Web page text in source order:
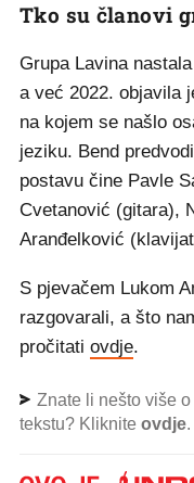
Tko su članovi
Grupa Lavina
a već 2022. objavila
na kojem se našlo
jeziku. Bend
postavu čine Pavle
Cvetanović (gitara),
Aranđelković
S pjevačem Lukom
razgovarali, a što
pročitati ovdje.
Znate li nešto više
tekstu? Kliknite ovdje.